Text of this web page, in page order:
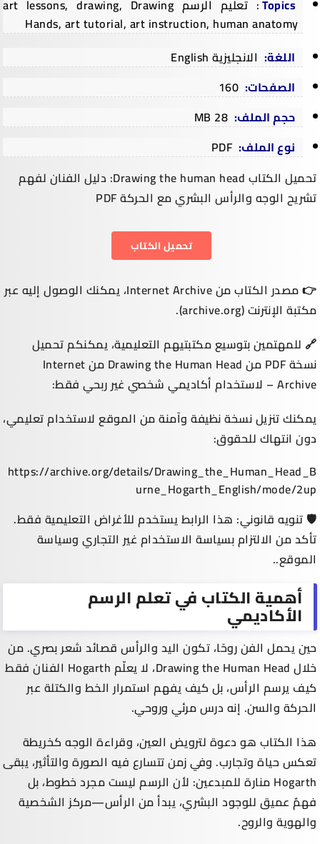
Topics
: تعليم الرسم art lessons, drawing, Drawing
Hands, art tutorial, art instruction, human anatomy
اللغة: الانجليزية English
الصفحات:
حجم الملف:
نوع الملف:
تحميل الكتاب Drawing the human head: دليل الفنان لفهم
تشريح الوجه والرأس البشري مع الحركة PDF
تحميل الكتاب
👉 مصدر الكتاب من Internet Archive، يمكنك الوصول إليه عبر
مكتبة الإنترنت (archive.org
).
🔗 للمهتمين بتوسيع مكتبتيهم التعليمية، يمكنكم تحميل
نسخة PDF من Drawing the Human Head من Internet
Archive – لاستخدام أكاديمي شخصي غير ربحي فقط:
يمكنك تنزيل نسخة نظيفة وآمنة من الموقع لاستخدام تعليمي،
دون انتهاك للحقوق:
https://archive.org/details/Drawing_the_Human_Head_B
urne_Hogarth_English/mode/2up
🛡 تنويه قانوني: هذا الرابط يستخدم للأغراض التعليمية فقط.
تأكد من الالتزام بسياسة الاستخدام غير التجاري وسياسة
الموقع..
أهمية الكتاب في تعلم الرسم
الأكاديمي
حين يحمل الفن روحًا، تكون اليد والرأس قصائد شعر بصري. من
خلال Drawing the Human Head، لا يعلّم Hogarth الفنان فقط
كيف يرسم الرأس، بل كيف يفهم استمرار الخط والكتلة عبر
الحركة والسن. إنه درس مرئي وروحي.
هذا الكتاب هو دعوة لترويض العين، وقراءة الوجه كخريطة
تعكس حياة وتجارب. وفي زمن تتسارع فيه الصورة والتأثير، يبقى
Hogarth منارة للمبدعين: لأن الرسم ليست مجرد خطوط، بل
فهمٌ عميق للوجود البشري، يبدأ من الرأس—مركز الشخصية
والهوية والروح.